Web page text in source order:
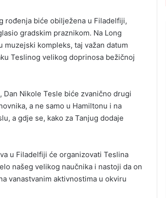
rođenja biće obilježena u Filadelfiji,
gradskim praznikom. Na Long
kompleks, taj važan datum
Teslinog velikog doprinosa bežičnoj
Dan Nikole Tesle biće zvanično drugi
a ne samo u Hamiltonu i na
a gdje se, kako za Tanjug dodaje
u Filadelfiji će organizovati Teslina
našeg velikog naučnika i nastoji da on
vanastvanim aktivnostima u okviru